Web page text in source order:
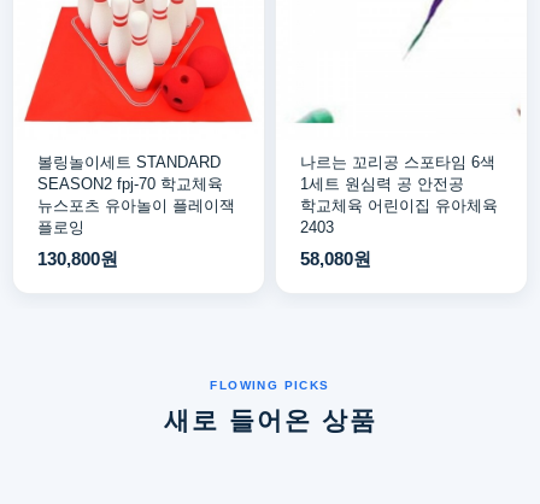
볼링놀이세트 STANDARD
SEASON2 fpj-70 학교체육
뉴스포츠 유아놀이 플레이잭
플로잉
130,800원
나르는 꼬리공 스포타임 6색
1세트 원심력 공 안전공
학교체육 어린이집 유아체육
2403
58,080원
새로 들어온 상품